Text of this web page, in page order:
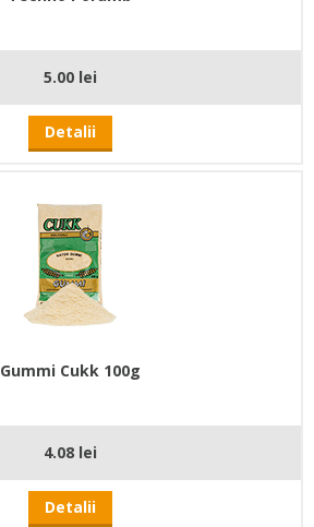
5.00 lei
Detalii
Gummi Cukk 100g
4.08 lei
Detalii